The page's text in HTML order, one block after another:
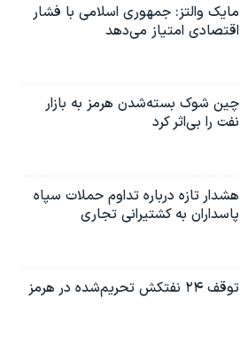
مایک والتز: جمهوری اسلامی با فشار
اقتصادی امتیاز می‌دهد
چین شوک بسته‌شدن هرمز به بازار
نفت را بی‌اثر کرد
هشدار تازه درباره تداوم حملات سپاه
پاسداران به کشتیرانی تجاری
توقف ۲۴ نفتکش تحریم‌شده در هرمز